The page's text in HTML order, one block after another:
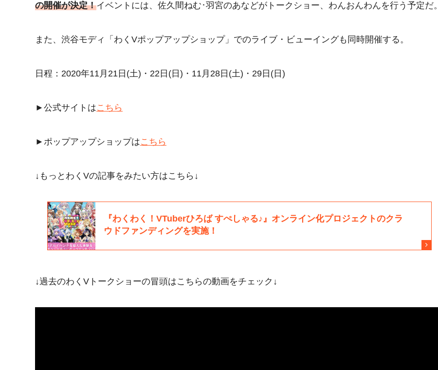
の開催が決定！イベントには、佐久間ねむ･羽宮のあなどがトークショー、わんおんわんを行う予定だ。
また、渋谷モディ「わくVポップアップショップ」でのライブ・ビューイングも同時開催する。
日程：2020年11月21日(土)・22日(日)・11月28日(土)・29日(日)
►公式サイトはこちら
►ポップアップショップはこちら
↓もっとわくVの記事をみたい方はこちら↓
↓過去のわくVトークショーの冒頭はこちらの動画をチェック↓